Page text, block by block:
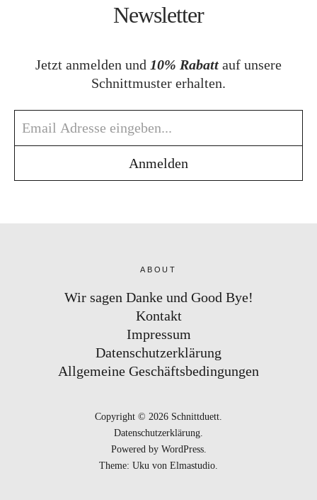
Newsletter
Jetzt anmelden und 10% Rabatt auf unsere
Schnittmuster erhalten.
ABOUT
Wir sagen Danke und Good Bye!
Kontakt
Impressum
Datenschutzerklärung
Allgemeine Geschäftsbedingungen
Copyright © 2026 Schnittduett
Datenschutzerklärung
Powered by WordPress
Theme: Uku von Elmastudio